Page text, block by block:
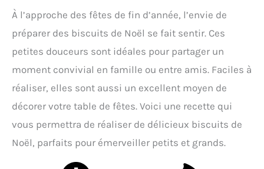
À l’approche des fêtes de fin d’année, l’envie de
préparer des biscuits de Noël se fait sentir. Ces
petites douceurs sont idéales pour partager un
moment convivial en famille ou entre amis. Faciles à
réaliser, elles sont aussi un excellent moyen de
décorer votre table de fêtes. Voici une recette qui
vous permettra de réaliser de délicieux biscuits de
Noël, parfaits pour émerveiller petits et grands.